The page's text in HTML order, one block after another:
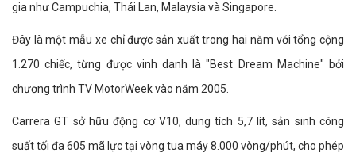
gia như Campuchia, Thái Lan, Malaysia và Singapore.
Đây là một mẫu xe chỉ được sản xuất trong hai năm với tổng cộng
1.270 chiếc, từng được vinh danh là "Best Dream Machine" bởi
chương trình TV MotorWeek vào năm 2005.
Carrera GT sở hữu động cơ V10, dung tích 5,7 lít, sản sinh công
suất tối đa 605 mã lực tại vòng tua máy 8.000 vòng/phút, cho phép